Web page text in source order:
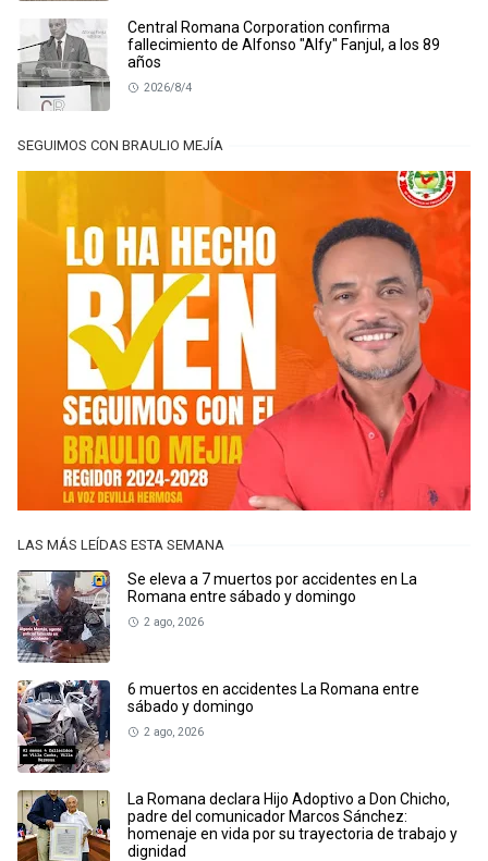
Central Romana Corporation confirma
fallecimiento de Alfonso "Alfy" Fanjul, a los 89
años
2026/8/4
SEGUIMOS CON BRAULIO MEJÍA
LAS MÁS LEÍDAS ESTA SEMANA
Se eleva a 7 muertos por accidentes en La
Romana entre sábado y domingo
2 ago, 2026
6 muertos en accidentes La Romana entre
sábado y domingo
2 ago, 2026
La Romana declara Hijo Adoptivo a Don Chicho,
padre del comunicador Marcos Sánchez:
homenaje en vida por su trayectoria de trabajo y
dignidad